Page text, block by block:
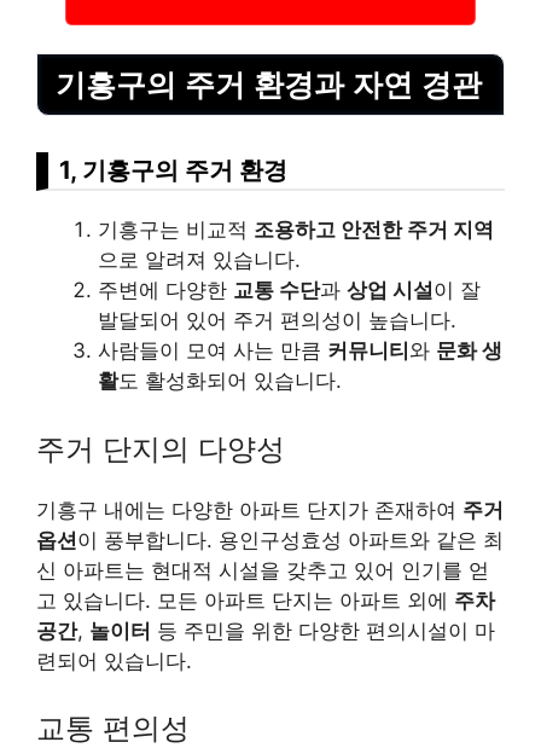
기흥구의 주거 환경과 자연 경관
1, 기흥구의 주거 환경
기흥구는 비교적 조용하고 안전한 주거 지역
으로 알려져 있습니다.
주변에 다양한 교통 수단과 상업 시설이 잘
발달되어 있어 주거 편의성이 높습니다.
사람들이 모여 사는 만큼 커뮤니티 와 문화 생
활도 활성화되어 있습니다.
주거 단지의 다양성
기흥구 내에는 다양한 아파트 단지가 존재하여 주거
옵션이 풍부합니다. 용인구성효성 아파트와 같은 최
신 아파트는 현대적 시설을 갖추고 있어 인기를 얻
고 있습니다. 모든 아파트 단지는 아파트 외에 주차
공간, 놀이터 등 주민을 위한 다양한 편의시설이 마
련되어 있습니다.
교통 편의성